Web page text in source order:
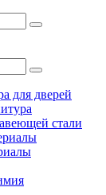
для дверей
стали